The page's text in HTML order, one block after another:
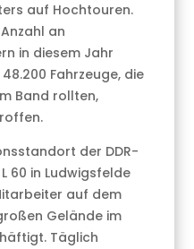
auf Hochtouren.
an
in diesem Jahr
Fahrzeuge, die
Band rollten,
der DDR-
60 in Ludwigsfelde
auf dem
Gelände im
Täglich